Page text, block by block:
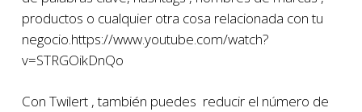
productos o cualquier otra cosa relacionada con tu
negocio.https://www.youtube.com/watch?
v=STRGOikDnQo
Con Twilert , también puedes reducir el número de